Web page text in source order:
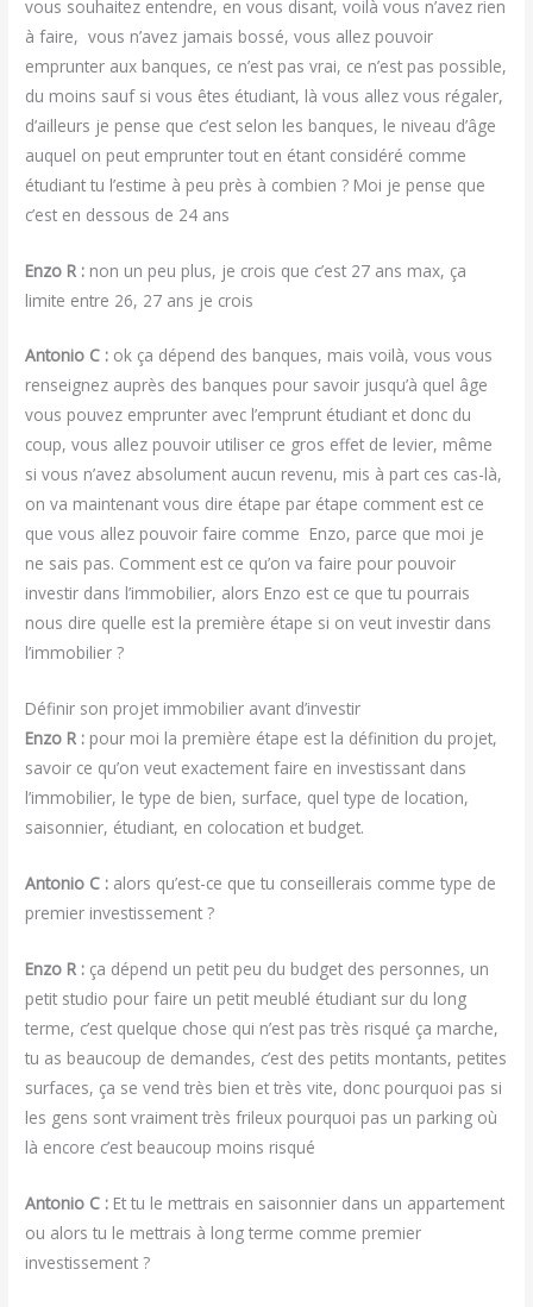
vous souhaitez entendre, en vous disant, voilà vous n’avez rien
à faire, vous n’avez jamais bossé, vous allez pouvoir
emprunter aux banques, ce n’est pas vrai, ce n’est pas possible,
du moins sauf si vous êtes étudiant, là vous allez vous régaler,
d’ailleurs je pense que c’est selon les banques, le niveau d’âge
auquel on peut emprunter tout en étant considéré comme
étudiant tu l’estime à peu près à combien ? Moi je pense que
c’est en dessous de 24 ans
Enzo R : non un peu plus, je crois que c’est 27 ans max, ça
limite entre 26, 27 ans je crois
Antonio C : ok ça dépend des banques, mais voilà, vous vous
renseignez auprès des banques pour savoir jusqu’à quel âge
vous pouvez emprunter avec l’emprunt étudiant et donc du
coup, vous allez pouvoir utiliser ce gros effet de levier, même
si vous n’avez absolument aucun revenu, mis à part ces cas-là,
on va maintenant vous dire étape par étape comment est ce
que vous allez pouvoir faire comme Enzo, parce que moi je
ne sais pas. Comment est ce qu’on va faire pour pouvoir
investir dans l’immobilier, alors Enzo est ce que tu pourrais
nous dire quelle est la première étape si on veut investir dans
l’immobilier ?
Définir son projet immobilier avant d’investir
Enzo R : pour moi la première étape est la définition du projet,
savoir ce qu’on veut exactement faire en investissant dans
l’immobilier, le type de bien, surface, quel type de location,
saisonnier, étudiant, en colocation et budget.
Antonio C : alors qu’est-ce que tu conseillerais comme type de
premier investissement ?
Enzo R : ça dépend un petit peu du budget des personnes, un
petit studio pour faire un petit meublé étudiant sur du long
terme, c’est quelque chose qui n’est pas très risqué ça marche,
tu as beaucoup de demandes, c’est des petits montants, petites
surfaces, ça se vend très bien et très vite, donc pourquoi pas si
les gens sont vraiment très frileux pourquoi pas un parking où
là encore c’est beaucoup moins risqué
Antonio C : Et tu le mettrais en saisonnier dans un appartement
ou alors tu le mettrais à long terme comme premier
investissement ?